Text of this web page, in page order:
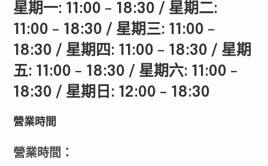
星期一: 11:00 – 18:30 / 星期二:
11:00 – 18:30 / 星期三: 11:00 –
18:30 / 星期四: 11:00 – 18:30 / 星期
五: 11:00 – 18:30 / 星期六: 11:00 –
18:30 / 星期日: 12:00 – 18:30
營業時間
營業時間：